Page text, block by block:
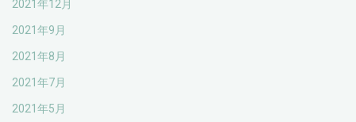
2021年12月
2021年9月
2021年8月
2021年7月
2021年5月